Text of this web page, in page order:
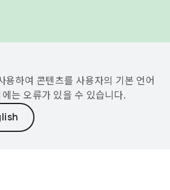
하여 콘텐츠를 사용자의 기본 언어
는 오류가 있을 수 있습니다.